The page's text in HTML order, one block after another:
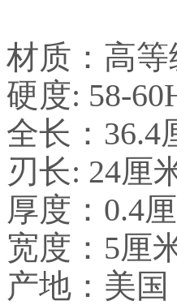
材质：高等
硬度: 58-
全长：36.4
刃长: 24厘
厚度：0.4
宽度：5厘
产地：美国